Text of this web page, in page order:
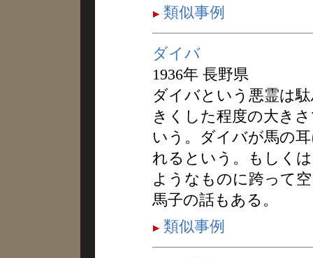
類似事例
ダイバ
1936年 長野県
ダイバという悪霊は
きくした程度の大き
いう。ダイバが馬の
れるという。もしく
ようなものに跨って
馬子の話もある。
類似事例